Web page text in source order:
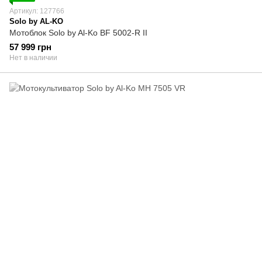
Артикул: 127766
Solo by AL-KO
Мотоблок Solo by Al-Ko BF 5002-R II
57 999 грн
Нет в наличии